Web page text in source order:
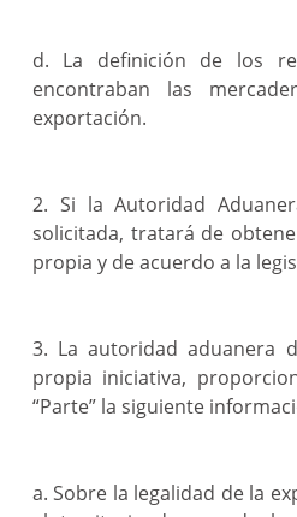
d. La definición de los
encontraban las
exportación.
2. Si la Autoridad
solicitada, tratará de
propia y de acuerdo a la
3. La autoridad aduanera
propia iniciativa,
“Parte” la siguiente
a. Sobre la legalidad de la